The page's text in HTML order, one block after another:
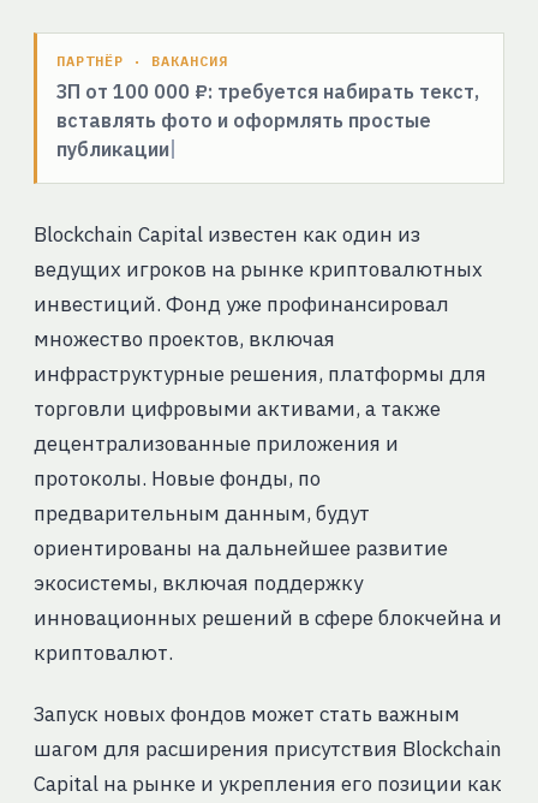
ПАРТНЁР · ВАКАНСИЯ
ЗП от 100 000 ₽: требуется набирать текст,
вставлять фото и оформлять простые
публикации
Blockchain Capital известен как один из
ведущих игроков на рынке криптовалютных
инвестиций. Фонд уже профинансировал
множество проектов, включая
инфраструктурные решения, платформы для
торговли цифровыми активами, а также
децентрализованные приложения и
протоколы. Новые фонды, по
предварительным данным, будут
ориентированы на дальнейшее развитие
экосистемы, включая поддержку
инновационных решений в сфере блокчейна и
криптовалют.
Запуск новых фондов может стать важным
шагом для расширения присутствия Blockchain
Capital на рынке и укрепления его позиции как